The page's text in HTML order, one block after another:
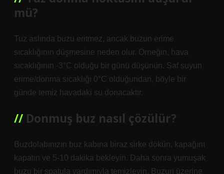
mü?
Tuz aslında buzu eritmez, ancak buzun erime
sıcaklığının düşmesine neden olur. Örneğin, hava
sıcaklığının -3°C olduğu bir günü düşünün. Saf suyun
erime/donma sıcaklığı 0°C olduğundan, böyle bir
günde temiz havadaki su donacaktır.
Donmuş buz nasıl çözülür?
Buzdolabınızın buz kabına biraz sirke dökün, kapağını
kapatın ve 5-10 dakika bekleyin. Daha sonra yumuşak
buzu bir spatula yardımıyla temizleyin. Buzun üzerine